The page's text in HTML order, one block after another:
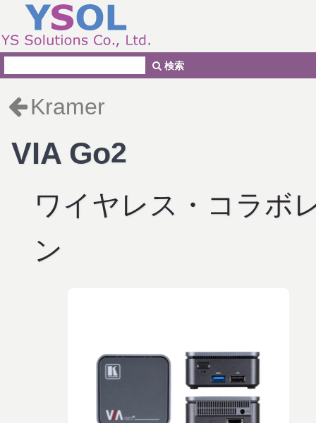
Kramer
VIA Go2
ワイヤレス・コラボ
ン
検索